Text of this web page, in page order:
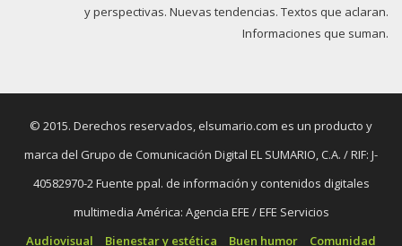
y perspectivas. Nuevas tendencias. Textos que aclaran.
Informaciones que suman.
© 2015. Derechos reservados, elsumario.com es un producto y
marca del Grupo de Comunicación Digital EL SUMARIO, C.A. / RIF: J-
40582970-2 Fuente ppal. de información y contenidos digitales
multimedia América: Agencia EFE / EFE Servicios
Audiovisual
Bienestar y estética Buen humor Comunidad